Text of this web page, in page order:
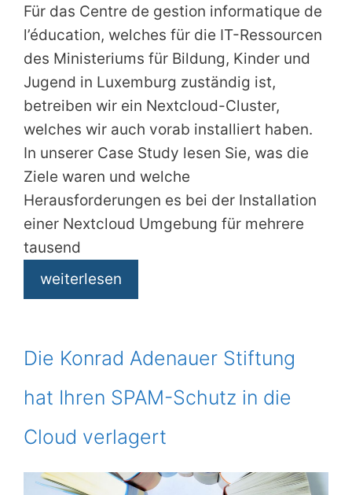
Für das Centre de gestion informatique de
l’éducation, welches für die IT-Ressourcen
des Ministeriums für Bildung, Kinder und
Jugend in Luxemburg zuständig ist,
betreiben wir ein Nextcloud-Cluster,
welches wir auch vorab installiert haben.
In unserer Case Study lesen Sie, was die
Ziele waren und welche
Herausforderungen es bei der Installation
einer Nextcloud Umgebung für mehrere
tausend
weiterlesen
Die Konrad Adenauer Stiftung
hat Ihren SPAM-Schutz in die
Cloud verlagert